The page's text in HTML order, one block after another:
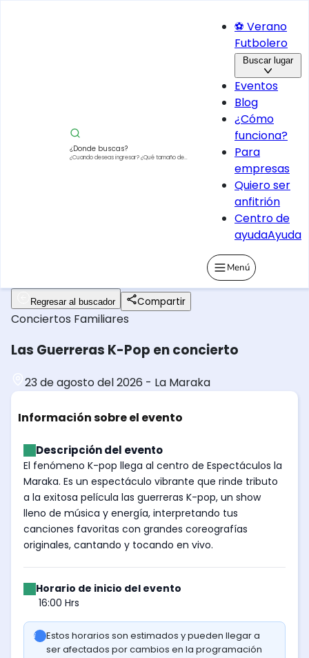
¿Donde buscas?
¿Cuando deseas ingresar?¿Qué tamaño de
⚽ Verano
Futbolero
Buscar lugar
Eventos
Blog
¿Cómo
funciona?
Para
empresas
Quiero ser
anfitrión
Centro de
ayudaAyuda
Menú
Regresar al buscador Compartir
Conciertos Familiares
Las Guerreras K-Pop en concierto
23 de agosto del 2026 - La Maraka
Información sobre el evento
Descripción del evento
El fenómeno K-pop llega al centro de Espectáculos la
Maraka. Es un espectáculo vibrante que rinde tributo
a la exitosa película las guerreras K-pop, un show
lleno de música y energía, interpretando tus
canciones favoritas con grandes coreografías
originales, cantando y tocando en vivo.
Horario de inicio del evento
16:00 Hrs
Estos horarios son estimados y pueden llegar a
ser afectados por cambios en la programación